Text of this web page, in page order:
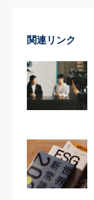
関連リンク